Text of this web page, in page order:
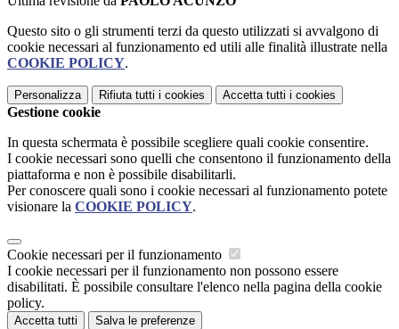
Questo sito o gli strumenti terzi da questo utilizzati si avvalgono di
cookie necessari al funzionamento ed utili alle finalità illustrate nella
COOKIE POLICY.
Personalizza Rifiuta tutti i cookies Accetta tutti i cookies
Gestione cookie
In questa schermata è possibile scegliere quali cookie consentire.
I cookie necessari sono quelli che consentono il funzionamento della
piattaforma e non è possibile disabilitarli.
Per conoscere quali sono i cookie necessari al funzionamento potete
visionare la COOKIE POLICY.
Cookie necessari per il funzionamento
I cookie necessari per il funzionamento non possono essere
disabilitati. È possibile consultare l'elenco nella pagina della cookie
policy.
Accetta tutti Salva le preferenze